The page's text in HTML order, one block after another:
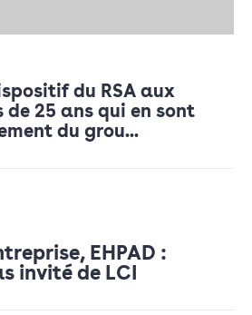
du RSA aux
de 25 ans qui en sont
du grou...
EHPAD :
invité de LCI